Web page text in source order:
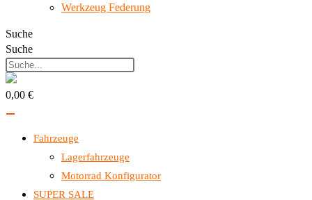
Werkzeug Federung
Suche
Suche
0,00 €
Fahrzeuge
Lagerfahrzeuge
Motorrad Konfigurator
SUPER SALE